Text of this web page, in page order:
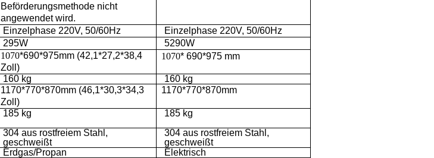
Beförderungsmethode nicht
angewendet wird.
Einzelphase 220V, 50/60Hz
Einzelphase 220V, 50/60Hz
295W
5290W
1070*690*975mm (42,1*27,2*38,4
Zoll)
1070* 690*975 mm
160 kg
160 kg
1170*770*870mm (46,1*30,3*34,3
Zoll)
1170*770*870mm
185 kg
185 kg
304 aus rostfreiem Stahl,
geschweißt
304 aus rostfreiem Stahl,
geschweißt
Erdgas/Propan
Elektrisch